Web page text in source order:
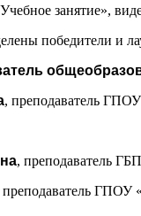
занятие»,
победители и
, преподаватель
, преподаватель
преподаватель ГПОУ